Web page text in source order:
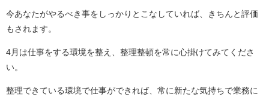
今あなたがやるべき事をしっかりとこなしていれば、きちんと評価
もされます。
4月は仕事をする環境を整え、整理整頓を常に心掛けてみてくださ
い。
整理できている環境で仕事ができれば、常に新たな気持ちで業務に